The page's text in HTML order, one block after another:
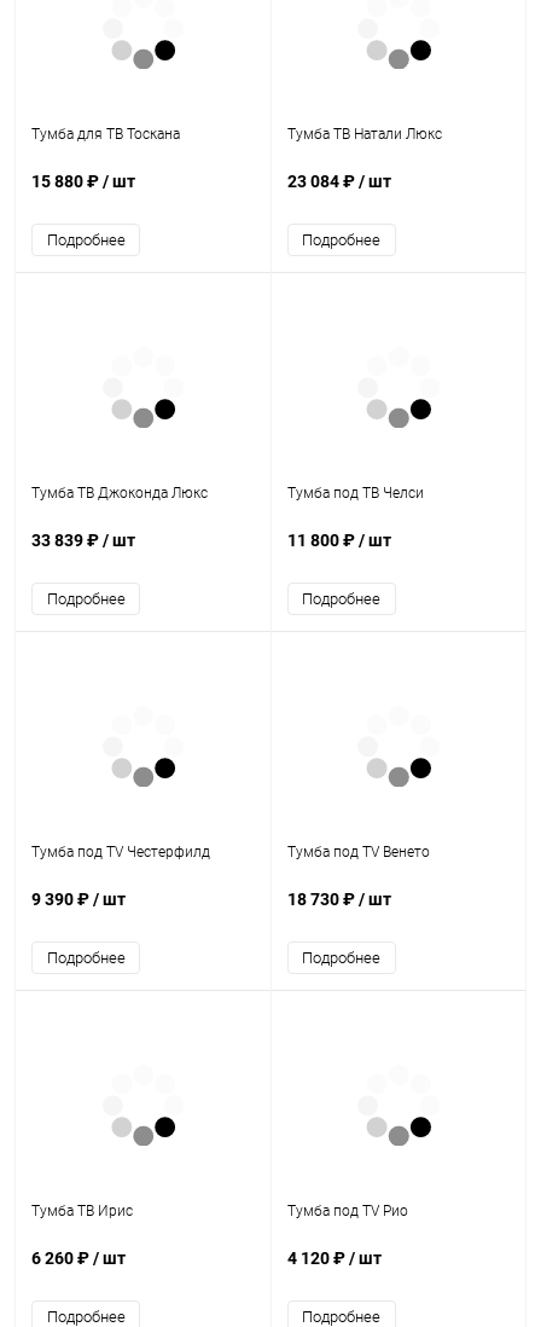
Тумба для ТВ Тоскана
15 880 ₽/ шт
Подробнее
Тумба ТВ Натали Люкс
23 084 ₽/ шт
Подробнее
Тумба ТВ Джоконда Люкс
33 839 ₽/ шт
Подробнее
Тумба под ТВ Челси
11 800 ₽/ шт
Подробнее
Тумба под TV Честерфилд
9 390 ₽/ шт
Подробнее
Тумба под TV Венето
18 730 ₽/ шт
Подробнее
Тумба ТВ Ирис
6 260 ₽/ шт
Подробнее
Тумба под ТV Рио
4 120 ₽/ шт
Подробнее